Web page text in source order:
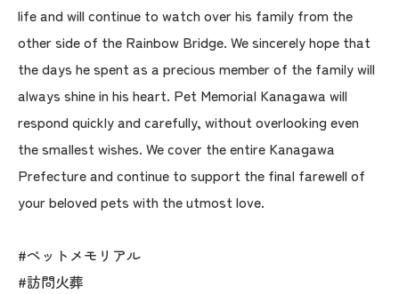
life and will continue to watch over his family from the
other side of the Rainbow Bridge. We sincerely hope that
the days he spent as a precious member of the family will
always shine in his heart. Pet Memorial Kanagawa will
respond quickly and carefully, without overlooking even
the smallest wishes. We cover the entire Kanagawa
Prefecture and continue to support the final farewell of
your beloved pets with the utmost love.
#ペットメモリアル
#訪問火葬